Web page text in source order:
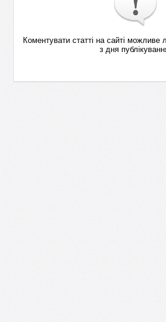
Коментувати статті на сайті
з дня